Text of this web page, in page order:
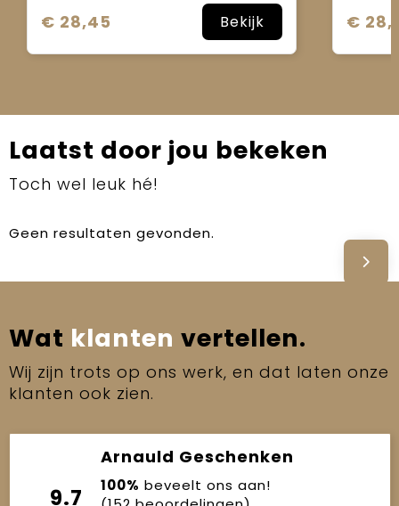
€ 28,45 Bekijk €
Laatst door jou bekeken
Toch wel leuk hé!
Geen resultaten gevonden.
Wat klanten vertellen.
Wij zijn trots op ons werk, en dat laten onze
klanten ook zien.
9.7
Arnauld Geschenken
100% beveelt ons aan!